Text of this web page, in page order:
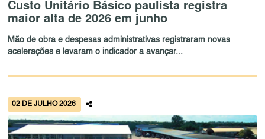
Custo Unitário Básico paulista registra
maior alta de 2026 em junho
Mão de obra e despesas administrativas registraram novas
acelerações e levaram o indicador a avançar...
02 DE JULHO 2026